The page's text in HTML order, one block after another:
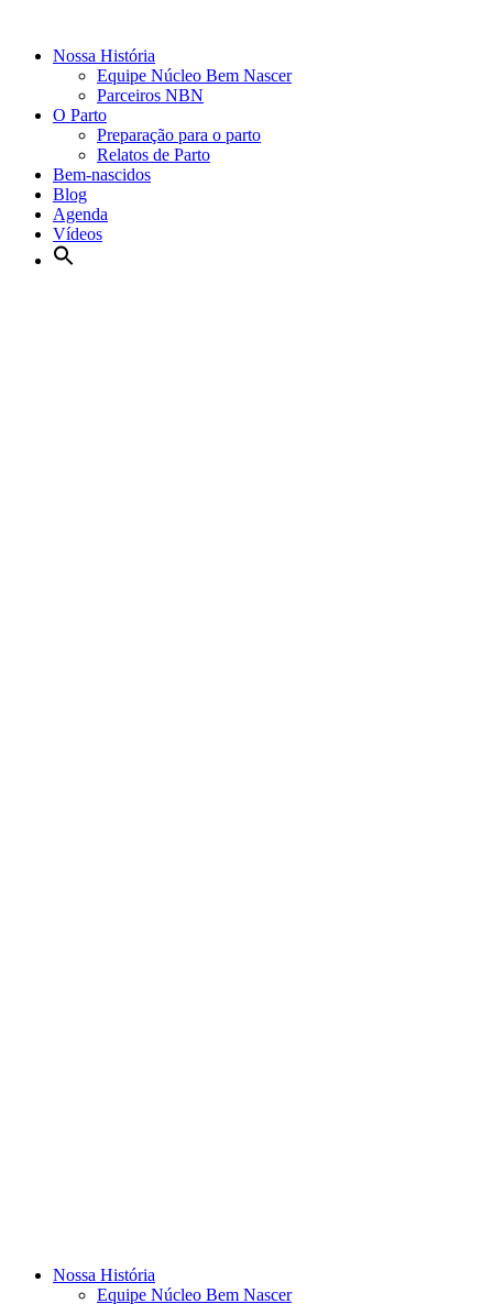
Nossa História
Equipe Núcleo Bem Nascer
Parceiros NBN
O Parto
Preparação para o parto
Relatos de Parto
Bem-nascidos
Blog
Agenda
Vídeos
Nossa História
Equipe Núcleo Bem Nascer